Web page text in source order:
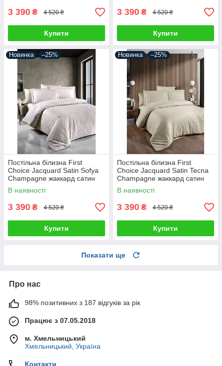
3 390 ₴ 4 520 ₴
Купити
3 390 ₴ 4 520 ₴
Купити
Новинка –25%
Постільна білизна First
Choice Jacquard Satin Sofya
Champagne жаккард сатин
сатин Туреччина 200х220см
В наявності
3 390 ₴ 4 520 ₴
Купити
Новинка –25%
Постільна білизна First
Choice Jacquard Satin Tecna
Champagne жаккард сатин
сатин Туреччина 200х220см
В наявності
3 390 ₴ 4 520 ₴
Купити
Показати ще
Про нас
98% позитивних з 187 відгуків за рік
Працює з 07.05.2018
м. Хмельницький
Хмельницький, Україна
Контакти